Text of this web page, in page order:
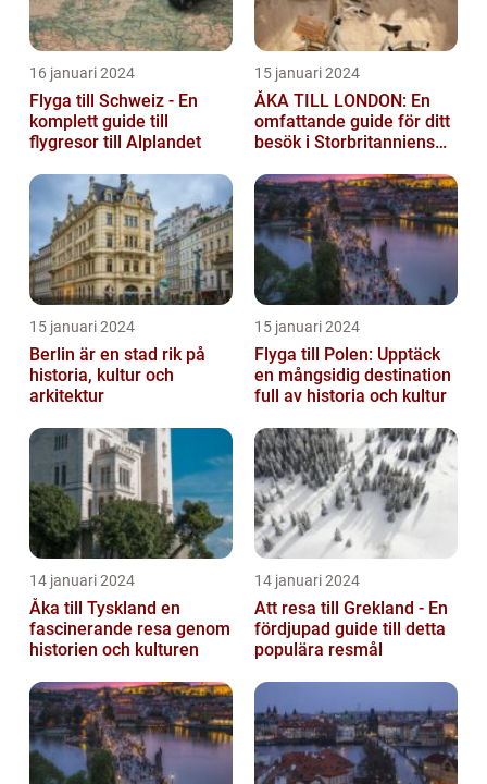
16 januari 2024
Flyga till Schweiz - En
komplett guide till
flygresor till Alplandet
15 januari 2024
ÅKA TILL LONDON: En
omfattande guide för ditt
besök i Storbritanniens
15 januari 2024
Berlin är en stad rik på
historia, kultur och
arkitektur
15 januari 2024
Flyga till Polen: Upptäck
en mångsidig destination
full av historia och kultur
14 januari 2024
Åka till Tyskland en
fascinerande resa genom
historien och kulturen
14 januari 2024
Att resa till Grekland - En
fördjupad guide till detta
populära resmål